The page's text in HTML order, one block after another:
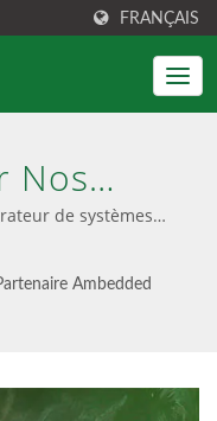
FRANÇAIS
Nos
Solution
de systèmes
de stockage
Ambedded